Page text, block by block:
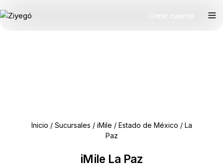
Inicio / Sucursales / iMile / Estado de México / La
Paz
iMile La Paz